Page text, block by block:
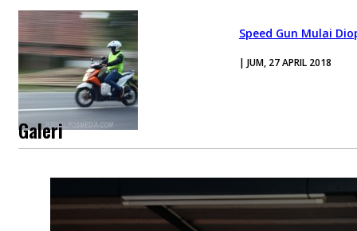
Speed Gun Mulai
| JUM, 27 APRIL 2018
Galeri